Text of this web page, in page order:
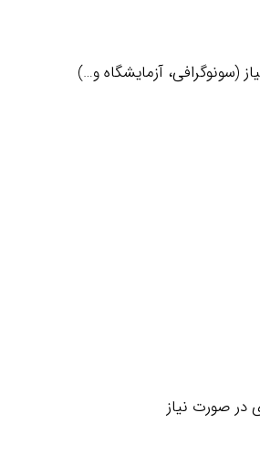
آزمایشگاه و…)
در صورت نیاز